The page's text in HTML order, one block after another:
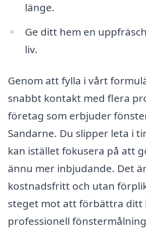
länge.
Ge ditt hem en
liv.
Genom att fylla i vårt
snabbt kontakt med flera
företag som erbjuder
Sandarne. Du slipper leta i
kan istället fokusera på att
ännu mer inbjudande. Det
kostnadsfritt och utan
steget mot att förbättra ditt
professionell